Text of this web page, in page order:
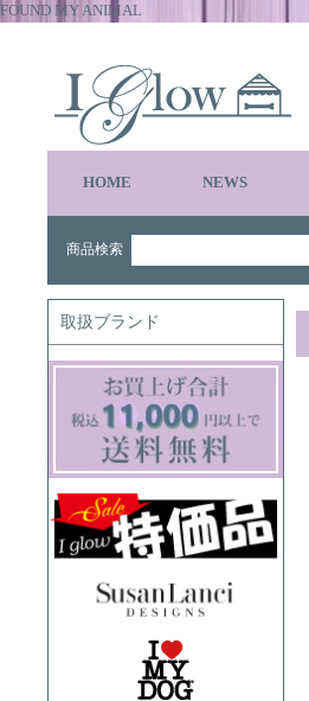
FOUND MY ANIMAL
HOME NEWS
商品検索
取扱ブランド